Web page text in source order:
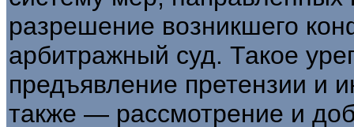
разрешение возникшего
арбитражный суд. Такое
предъявление претензии и
также — рассмотрение и